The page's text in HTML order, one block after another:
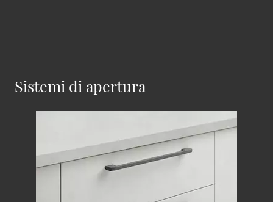
Sistemi di apertura